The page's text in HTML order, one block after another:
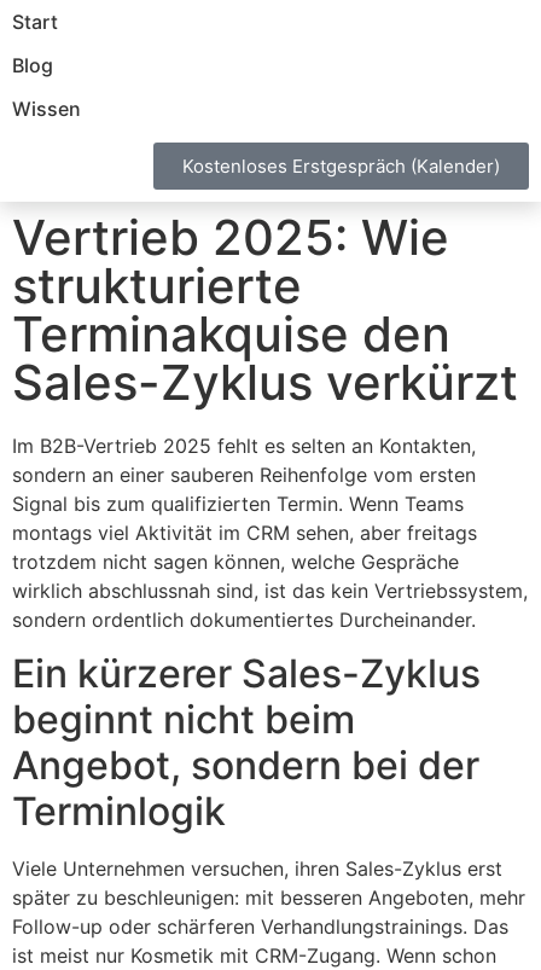
Start
Blog
Wissen
Kostenloses Erstgespräch (Kalender)
Vertrieb 2025: Wie
strukturierte
Terminakquise den
Sales-Zyklus verkürzt
Im B2B-Vertrieb 2025 fehlt es selten an Kontakten,
sondern an einer sauberen Reihenfolge vom ersten
Signal bis zum qualifizierten Termin. Wenn Teams
montags viel Aktivität im CRM sehen, aber freitags
trotzdem nicht sagen können, welche Gespräche
wirklich abschlussnah sind, ist das kein Vertriebssystem,
sondern ordentlich dokumentiertes Durcheinander.
Ein kürzerer Sales-Zyklus
beginnt nicht beim
Angebot, sondern bei der
Terminlogik
Viele Unternehmen versuchen, ihren Sales-Zyklus erst
später zu beschleunigen: mit besseren Angeboten, mehr
Follow-up oder schärferen Verhandlungstrainings. Das
ist meist nur Kosmetik mit CRM-Zugang. Wenn schon